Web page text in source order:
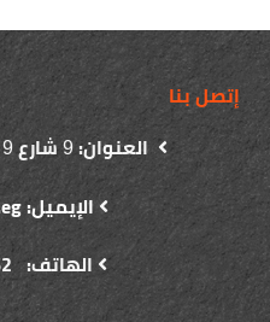
إتصل بنا
العنوان:9شارع9
الإيميل: info@bsic.gov.eg
الهاتف: 23786562 (202)